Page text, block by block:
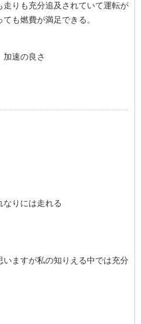
りも充分追及されていて運転が
も燃費が満足できる。
速の良さ
なりには走れる
いますが私の知りえる中では充分